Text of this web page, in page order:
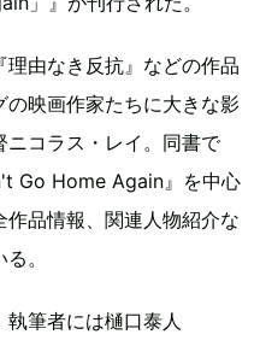
由なき反抗』などの作品
映画作家たちに大きな影
コラス・レイ。同書で
Go Home Again』を中心
品情報、関連人物紹介な
。
筆者には樋口泰人